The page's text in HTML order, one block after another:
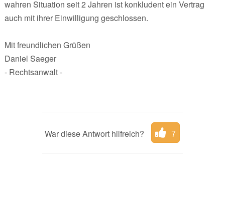
wahren Situation seit 2 Jahren ist konkludent ein Vertrag
auch mit ihrer Einwilligung geschlossen.
Mit freundlichen Grüßen
Daniel Saeger
- Rechtsanwalt -
War diese Antwort hilfreich? 7